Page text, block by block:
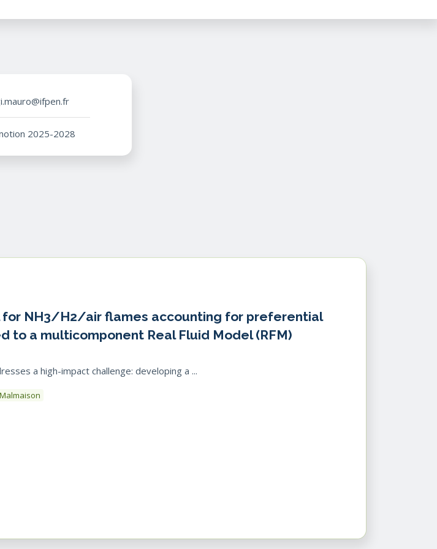
2025-2028
for NH3/H2/air flames accounting for preferential
to a multicomponent Real Fluid Model (RFM)
a high-impact challenge: developing a ...